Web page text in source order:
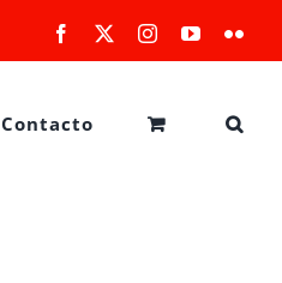
Facebook InstagramYouTube
Contacto